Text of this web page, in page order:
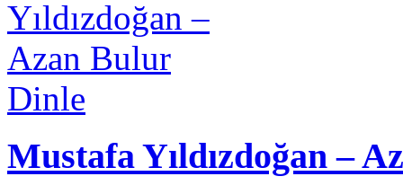
Mustafa Yıldızdoğan –